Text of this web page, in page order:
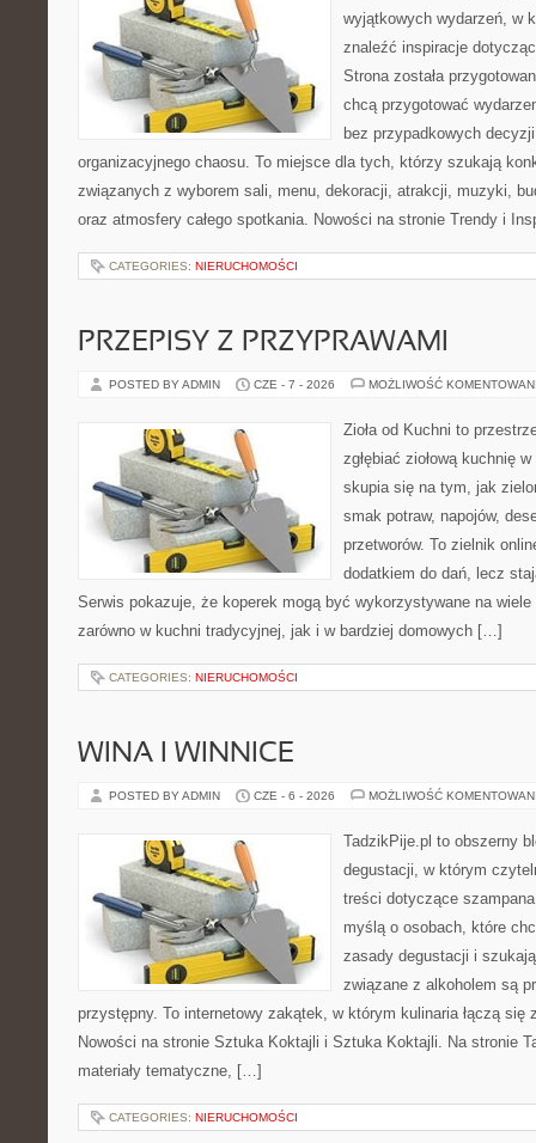
wyjątkowych wydarzeń, w
znaleźć inspiracje
Strona została
chcą przygotować
bez przypadkowych
organizacyjnego chaosu. To miejsce dla tych, którzy szukają
związanych z wyborem sali, menu, dekoracji, atrakcji, muzyki,
oraz atmosfery całego spotkania. Nowości na stronie Trendy i
CATEGORIES: NIERUCHOMOŚCI
PRZEPISY Z PRZYPRAWAMI
POSTED BY ADMIN CZE - 7 - 2026 MOŻLIWOŚĆ
Zioła od Kuchni to
zgłębiać ziołową kuchnię
skupia się na tym, jak
smak potraw, napojów,
przetworów. To zielnik
dodatkiem do dań, lecz
Serwis pokazuje, że koperek mogą być wykorzystywane na
zarówno w kuchni tradycyjnej, jak i w bardziej domowych […]
CATEGORIES: NIERUCHOMOŚCI
WINA I WINNICE
POSTED BY ADMIN CZE - 6 - 2026 MOŻLIWOŚĆ
TadzikPije.pl to obszerny
degustacji, w którym
treści dotyczące
myślą o osobach, które
zasady degustacji i
związane z alkoholem są
przystępny. To internetowy zakątek, w którym kulinaria łączą się
Nowości na stronie Sztuka Koktajli i Sztuka Koktajli. Na stronie
materiały tematyczne, […]
CATEGORIES: NIERUCHOMOŚCI